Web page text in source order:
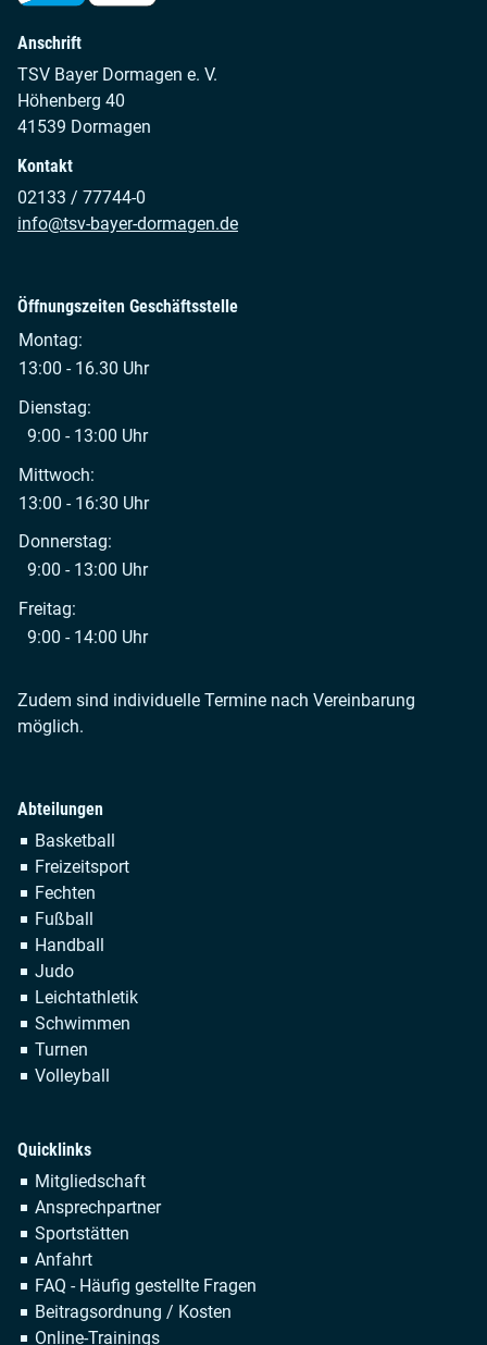
Anschrift
TSV Bayer Dormagen e. V.
Höhenberg 40
41539 Dormagen
Kontakt
02133 / 77744-0
info@tsv-bayer-dormagen.de
Öffnungszeiten Geschäftsstelle
Montag:
13:00 - 16.30 Uhr
Dienstag:
9:00 - 13:00 Uhr
Mittwoch:
13:00 - 16:30 Uhr
Donnerstag:
9:00 - 13:00 Uhr
Freitag:
9:00 - 14:00 Uhr
Zudem sind individuelle Termine nach Vereinbarung
möglich.
Abteilungen
Navigation
überspringen
Basketball
Freizeitsport
Fechten
Fußball
Handball
Judo
Leichtathletik
Schwimmen
Turnen
Volleyball
Quicklinks
Navigation
überspringen
Mitgliedschaft
Ansprechpartner
Sportstätten
Anfahrt
FAQ - Häufig gestellte Fragen
Beitragsordnung / Kosten
Online-Trainings